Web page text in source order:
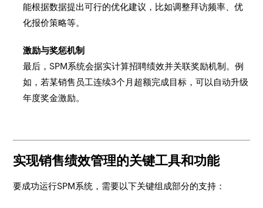
能根据数据提出可行的优化建议，比如调整拜访频率、优
化报价策略等。
激励与奖惩机制
最后，SPM系统会据实计算招聘绩效并关联奖励机制。例
如，若某销售员工连续3个月超额完成目标，可以自动升级
年度奖金激励。
实现销售绩效管理的关键工具和功能
要成功运行SPM系统，需要以下关键组成部分的支持：